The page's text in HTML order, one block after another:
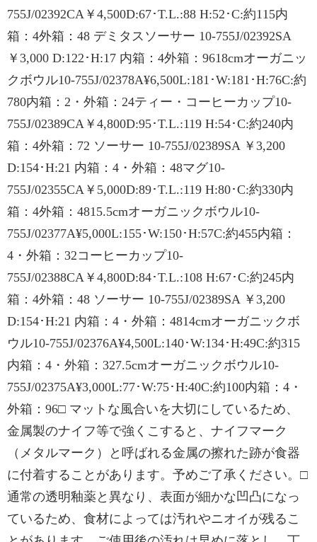
755J/02392CA￥4,500D:67･T.L.:88 H:52･C:約115内
箱：4外箱：48 デミタスソーサー 10-755J/02392SA
￥3,000 D:122･H:17 内箱：4外箱：9618cmオーガニッ
クボウル10-755J/02378A¥6,500L:181･W:181･H:76C:約
780内箱：2・外箱：24ティー・コーヒーカップ10-
755J/02389CA￥4,800D:95･T.L.:119 H:54･C:約240内
箱：4外箱：72 ソーサー 10-755J/02389SA ￥3,200
D:154･H:21 内箱：4・外箱：48マグ10-
755J/02355CA￥5,000D:89･T.L.:119 H:80･C:約330内
箱：4外箱：4815.5cmオーガニックボウル10-
755J/02377A¥5,000L:155･W:150･H:57C:約455内箱：
4・外箱：32コーヒーカップ10-
755J/02388CA￥4,800D:84･T.L.:108 H:67･C:約245内
箱：4外箱：48 ソーサー 10-755J/02389SA ￥3,200
D:154･H:21 内箱：4・外箱：4814cmオーガニックボ
ウル10-755J/02376A¥4,500L:140･W:134･H:49C:約315
内箱：4・外箱：327.5cmオーガニックボウル10-
755J/02375A¥3,000L:77･W:75･H:40C:約100内箱：4・
外箱：96□ マットな風合いを大切にしているため、
金属製のナイフ等で強くこすると、ナイフマーク
（メタルマーク）と呼ばれる金属の擦れた跡が食器
に付着することがあります。予めご了承ください。□
通常の透明釉薬と異なり、表面が細かな凹凸になっ
ているため、食材によっては汚れやニオイが残るこ